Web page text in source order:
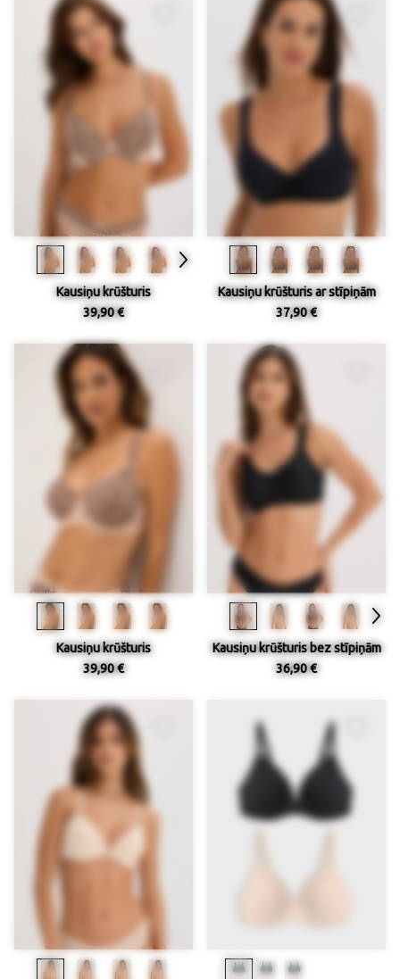
Kausiņu krūšturis
39,90 €
Kausiņu krūšturis ar stīpiņām
37,90 €
Kausiņu krūšturis
39,90 €
Kausiņu krūšturis bez stīpiņām
36,90 €